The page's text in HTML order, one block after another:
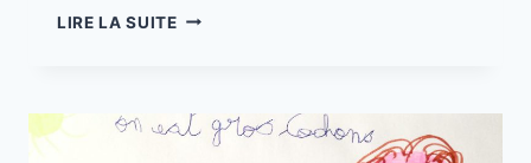
LIRE LA SUITEMISSION
10
BAIE